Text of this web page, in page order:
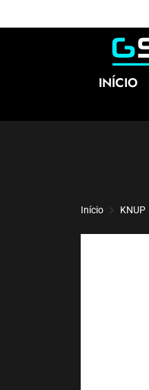
INÍCIO
Início KNUP